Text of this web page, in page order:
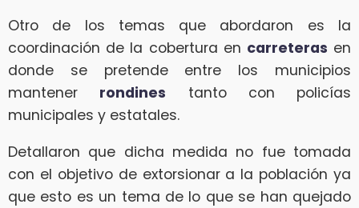
Otro de los temas que abordaron es la
coordinación de la cobertura en carreteras en
donde se pretende entre los municipios
mantener rondines tanto con policías
municipales y estatales.
Detallaron que dicha medida no fue tomada
con el objetivo de extorsionar a la población ya
que esto es un tema de lo que se han quejado